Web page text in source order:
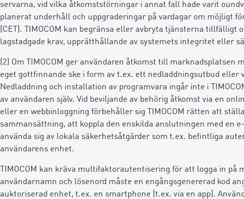
servarna, vid vilka åtkomststörningar i annat fall hade varit
planerat underhåll och uppgraderingar på vardagar om möjligt
(CET). TIMOCOM kan begränsa eller avbryta tjänsterna tillfälligt
lagstadgade krav, upprätthållande av systemets integritet eller
(2) Om TIMOCOM ger användaren åtkomst till marknadsplatsen
eget gottfinnande ske i form av t.ex. ett nedladdningsutbud
Nedladdning och installation av programvara ingår inte i
av användaren själv. Vid beviljande av behörig åtkomst via en
eller en webbinloggning förbehåller sig TIMOCOM rätten att
sammansättning, att koppla den enskilda anslutningen med en
använda sig av lokala säkerhetsåtgärder som t.ex. befintliga
användarens enhet.
TIMOCOM kan kräva multifaktorautentisering för att logga in
användarnamn och lösenord måste en engångsgenererad kod
auktoriserad enhet, t.ex. en smartphone (t.ex. via en app).